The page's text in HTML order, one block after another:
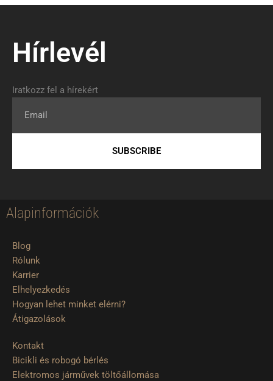
Hírlevél
Iratkozz fel a hírekért
SUBSCRIBE
Alapinformációk
Blog
Rólunk
Karrier
Elhelyezkedés
Hogyan lehet minket elérni?
Átigazolások
Kontakt
Bicikli és robogó bérlés
Elektromos járművek töltőállomása